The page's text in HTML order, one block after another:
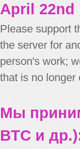
April 22nd
Please support
the server for
person's work;
that is no longer
Мы
BTC и